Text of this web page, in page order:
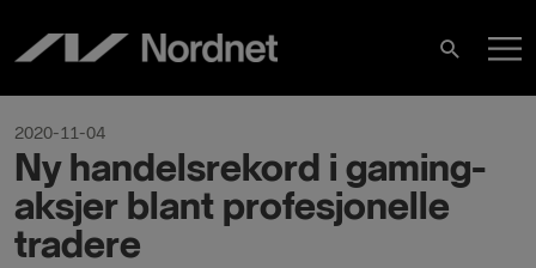
innehåll
Sök
2020-11-04
Ny handelsrekord i gaming-
aksjer blant profesjonelle
tradere